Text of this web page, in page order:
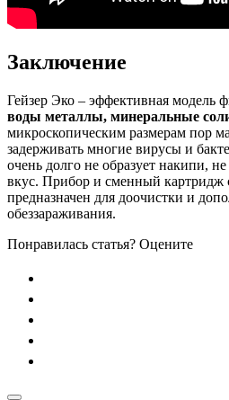
Заключение
Гейзер Эко – эффективная модель
воды металлы, минеральные
микроскопическим размерам пор
задерживать многие вирусы и
очень долго не образует накипи,
вкус. Прибор и сменный картридж
предназначен для доочистки и
обеззараживания.
Понравилась статья? Оцените